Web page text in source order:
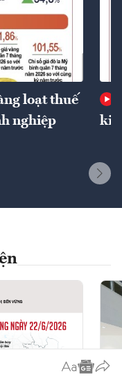
loạt thuế
nghiệp